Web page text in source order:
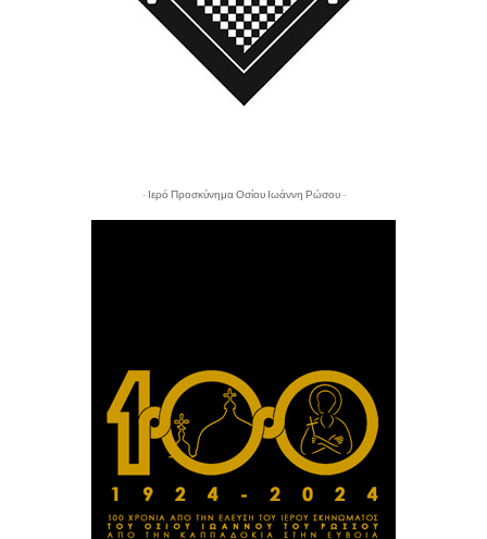
- Ιερό Προσκύνημα Οσίου Ιωάννη Ρώσου -